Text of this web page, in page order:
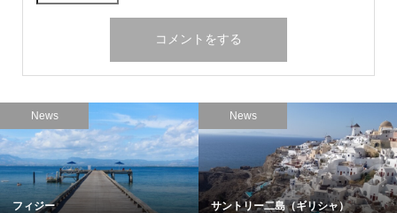
News
フィジー
News
サントリー二島（ギリシャ）